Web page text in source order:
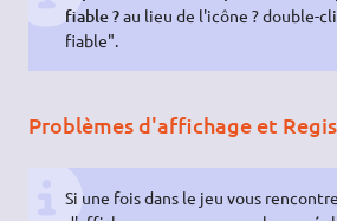
fiable ?au lieu de l'icône ? double-
fiable".
Problèmes d'affichage et
Si une fois dans le jeu vous